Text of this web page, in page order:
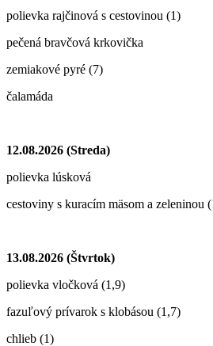
polievka rajčinová s cestovinou (1)
pečená bravčová krkovička
zemiakové pyré (7)
čalamáda
12.08.2026 (Streda)
polievka lúsková
cestoviny s kuracím mäsom a zeleninou
13.08.2026 (Štvrtok)
polievka vločková (1,9)
fazuľový prívarok s klobásou (1,7)
chlieb (1)